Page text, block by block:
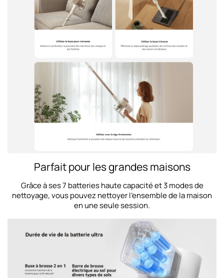
Parfait pour les grandes maisons
Grâce à ses 7 batteries haute capacité et 3 modes de
nettoyage, vous pouvez nettoyer l'ensemble de la maison
en une seule session.